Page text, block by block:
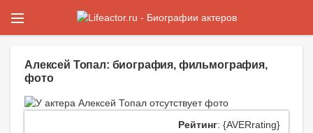
Алексей Топал: биография, фильмография,
фото
Рейтинг: {AVERrating}